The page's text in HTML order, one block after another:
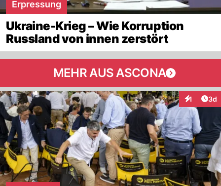
Erpressung
Ukraine-Krieg – Wie Korruption
Russland von innen zerstört
MEHR AUS ASCONA
1 3d